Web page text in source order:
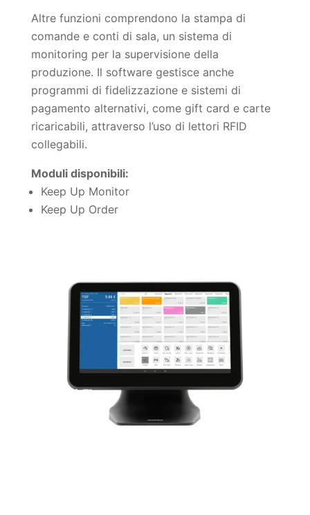
Altre funzioni comprendono la stampa di
comande e conti di sala, un sistema di
monitoring per la supervisione della
produzione. Il software gestisce anche
programmi di fidelizzazione e sistemi di
pagamento alternativi, come gift card e carte
ricaricabili, attraverso l’uso di lettori RFID
collegabili.
Moduli disponibili:
Keep Up Monitor
Keep Up Order